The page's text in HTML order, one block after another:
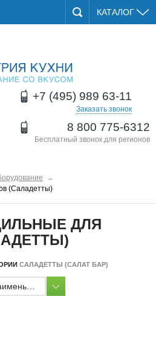
КАТАЛОГ
+7 (495) 989 63-11
Заказать звонок
8 800 775-6312
Бесплатный звонок для регионов
→
(Саладетты)
ДЛЯ
САЛАДЕТТЫ (САЛАТ БАР)